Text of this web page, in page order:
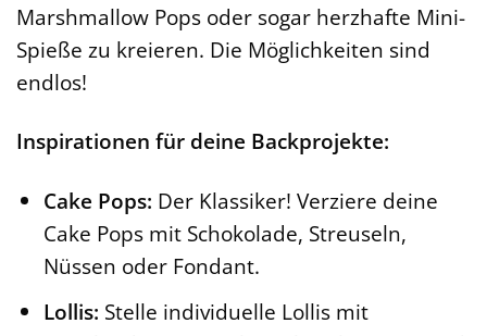
Marshmallow Pops oder sogar herzhafte Mini-
Spieße zu kreieren. Die Möglichkeiten sind
endlos!
Inspirationen für deine Backprojekte:
Cake Pops: Der Klassiker! Verziere deine
Cake Pops mit Schokolade, Streuseln,
Nüssen oder Fondant.
Lollis: Stelle individuelle Lollis mit